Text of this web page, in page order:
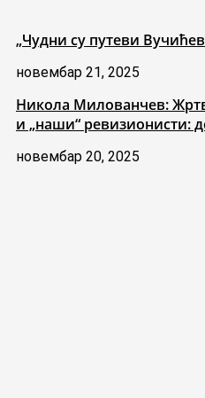
„Чудни су путеви
новембар 21, 2025
Никола Милованчев:
и „наши“ ревизионисти:
новембар 20, 2025